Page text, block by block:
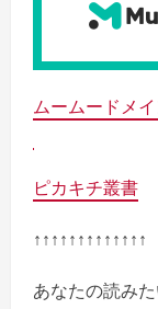
ムームードメ
ピカキチ叢書
↑↑↑↑↑↑↑↑↑↑↑↑↑
あなたの読み